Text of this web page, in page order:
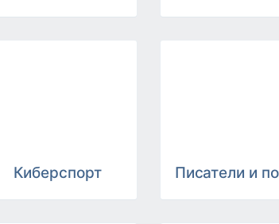
Киберспорт Писатели и